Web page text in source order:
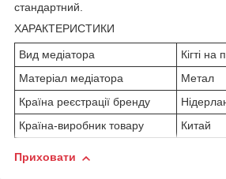
стандартний.
ХАРАКТЕРИСТИКИ
Вид медіатора
Кігті на
Матеріал медіатора
Метал
Країна реєстрації бренду
Країна-виробник товару
Китай
Приховати